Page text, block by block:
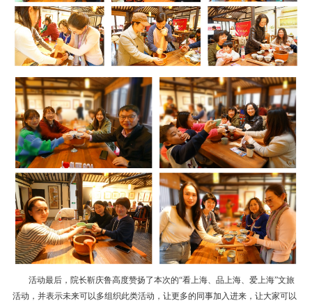
活动最后，院长靳庆鲁高度赞扬了本次的“看上海、品上海、爱上海”文旅
活动，并表示未来可以多组织此类活动，让更多的同事加入进来，让大家可以